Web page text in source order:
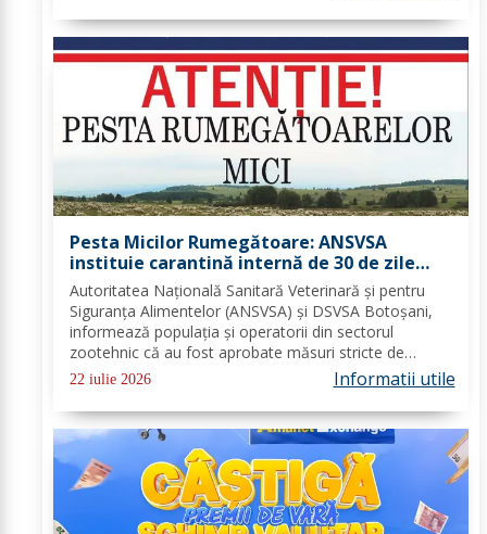
Pesta Micilor Rumegătoare: ANSVSA
instituie carantină internă de 30 de zile
pentru ovine și caprine
Autoritatea Națională Sanitară Veterinară și pentru
Siguranța Alimentelor (ANSVSA) și DSVSA Botoșani,
informează populația și operatorii din sectorul
zootehnic că au fost aprobate măsuri stricte de
urgență pe întreg teritoriul României. Decizia nr. 1,
emisă de Comitetul Național pentru Situații de...
22 iulie 2026 Informatii utile